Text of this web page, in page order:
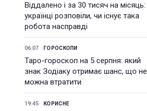
Віддалено і за 30 тисяч на місяць:
українці розповіли, чи існує така
робота насправді
06:07 ГОРОСКОПИ
Таро-гороскоп на 5 серпня: який
знак Зодіаку отримає шанс, що не
можна втратити
19:45 КОРИСНЕ